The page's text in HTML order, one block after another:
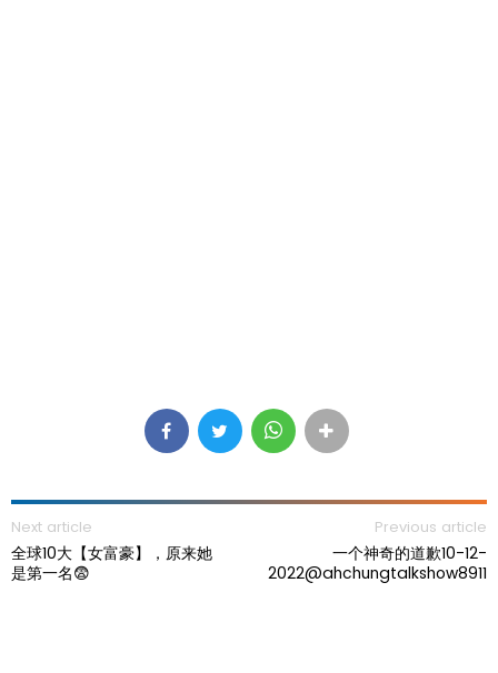
Next article
全球10大【女富豪】，原来她
是第一名😨
Previous article
一个神奇的道歉10-12-
2022@ahchungtalkshow8911